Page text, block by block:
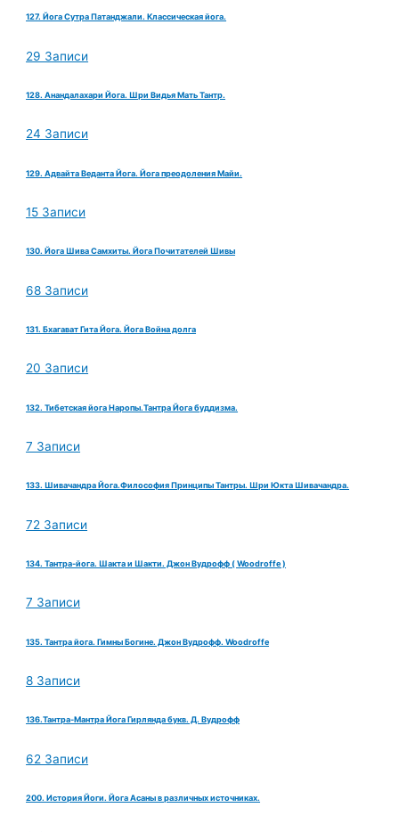
127. Йога Сутра Патанджали. Классическая йога.
29 Записи
128. Анандалахари Йога. Шри Видья Мать Тантр.
24 Записи
129. Адвайта Веданта Йога. Йога преодоления Майи.
15 Записи
130. Йога Шива Самхиты. Йога Почитателей Шивы
68 Записи
131. Бхагават Гита Йога. Йога Война долга
20 Записи
132. Тибетская йога Наропы.Тантра Йога буддизма.
7 Записи
133. Шивачандра Йога.Философия Принципы Тантры. Шри Юкта Шивачандра.
72 Записи
134. Тантра-йога. Шакта и Шакти. Джон Вудрофф ( Woodroffe )
7 Записи
135. Тантра йога. Гимны Богине. Джон Вудрофф. Woodroffe
8 Записи
136.Тантра-Мантра Йога Гирлянда букв. Д. Вудрофф
62 Записи
200. История Йоги. Йога Асаны в различных источниках.